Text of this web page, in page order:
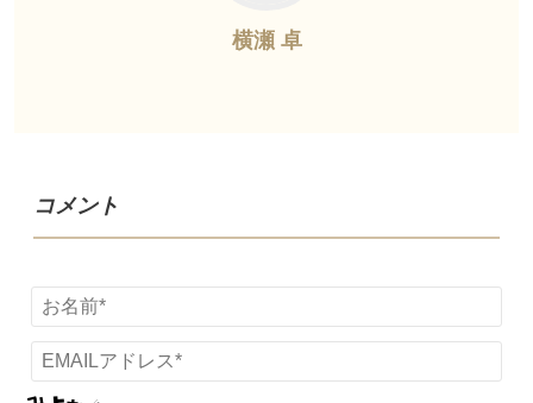
横瀬 卓
コメント